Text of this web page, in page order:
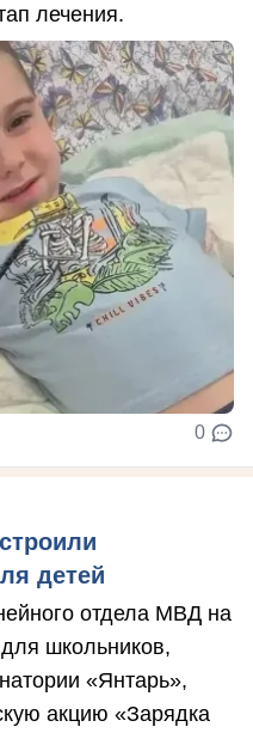
лечения.
0
детей
отдела МВД на
школьников,
«Янтарь»,
акцию «Зарядка